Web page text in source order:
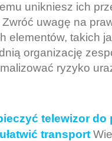
unikniesz ich
uwagę na
elementów, takich
organizację
ryzyko
telewizor do
transport